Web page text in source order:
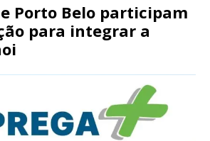
Porto Belo participam
para integrar a